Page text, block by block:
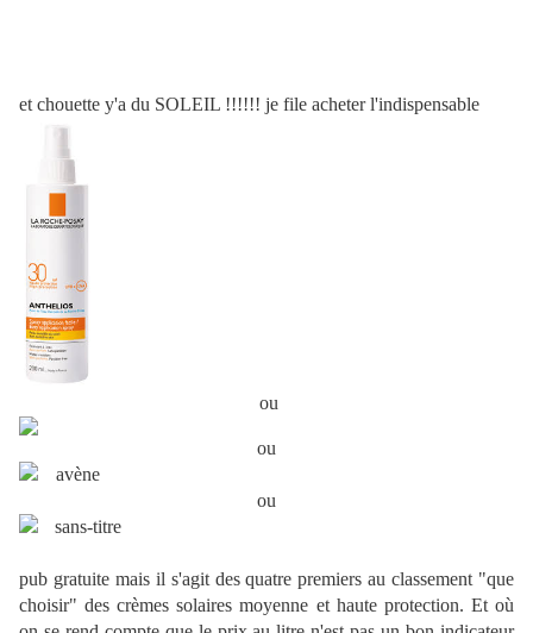
et chouette y'a du SOLEIL !!!!!! je file acheter l'indispensable
ou
ou
ou
pub gratuite mais il s'agit des quatre premiers au classement "que
choisir" des crèmes solaires moyenne et haute protection. Et où